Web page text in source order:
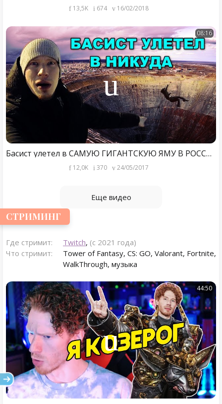
13,5K 674 16/02/2018
08:16
Басист улетел в САМУЮ ГИГАНТСКУЮ ЯМУ В РОССИИ | Тур MULTIVERSE в Мирный
12,0K 370 24/05/2017
Еще видео
СТРИМИНГ
Где стримит: Twitch, (с 2021 года)
Что стримит:
Tower of Fantasy, CS: GO, Valorant, Fortnite,
WalkThrough, музыка
44:50